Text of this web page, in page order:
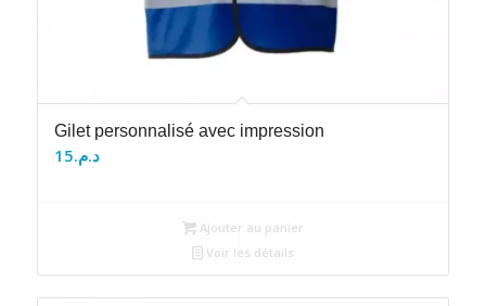
Gilet personnalisé avec impression
د.م.15
Ajouter au panier
Voir les détails